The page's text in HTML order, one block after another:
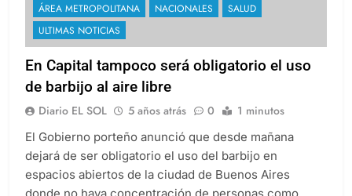
ÁREA METROPOLITANA NACIONALES
SALUD
ULTIMAS NOTICIAS
En Capital tampoco será obligatorio el uso
de barbijo al aire libre
Diario EL SOL 5 años atrás 0 1 minutos
El Gobierno porteño anunció que desde mañana
dejará de ser obligatorio el uso del barbijo en
espacios abiertos de la ciudad de Buenos Aires